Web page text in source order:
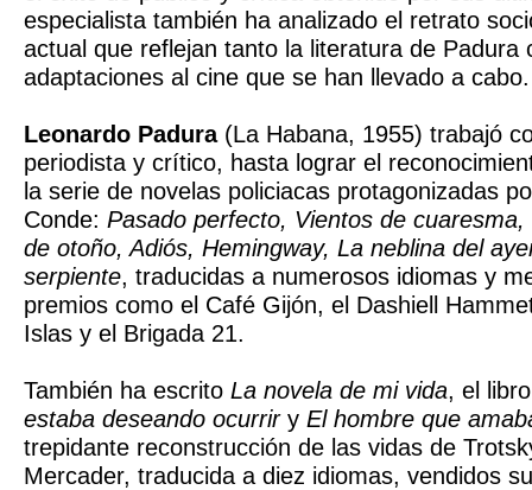
especialista también ha analizado el retrato
actual que reflejan tanto la literatura de Padura
adaptaciones al cine que se han llevado a cabo.
Leonardo Padura(La Habana, 1955) trabajó
periodista y crítico, hasta lograr el
la serie de novelas policiacas protagonizadas
Conde: Pasado perfecto, Vientos de
de otoño, Adiós, Hemingway, La neblina del
serpiente, traducidas a numerosos idiomas y
premios como el Café Gijón, el Dashiell
Islas y el Brigada 21.
También ha escrito La novela de mi vida, el
estaba deseando ocurriry El hombre que
trepidante reconstrucción de las vidas de
Mercader, traducida a diez idiomas, vendidos